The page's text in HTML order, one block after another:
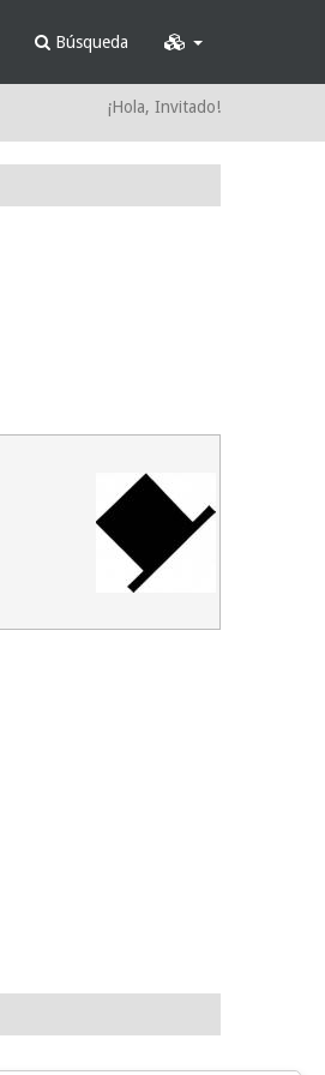
Búsqueda
¡Hola, Invitado!